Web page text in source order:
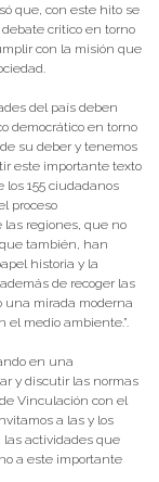
que, con este hito se
critico en torno
con la misión que
del país deben
democrático en torno
su deber y tenemos
este importante texto
los 155 ciudadanos
proceso
regiones, que no
también, han
historia y la
de recoger las
una mirada moderna
medio ambiente.”.
en una
y discutir las normas
Vinculación con el
a las y los
actividades que
a este importante